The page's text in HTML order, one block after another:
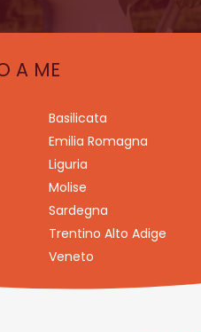
A ME
Basilicata
Emilia Romagna
Liguria
Molise
Sardegna
Trentino Alto Adige
Veneto